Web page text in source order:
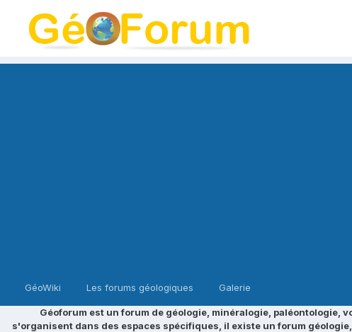
GéoWiki Les forums géologiques Galerie
Géoforum est un forum de géologie, minéralogie, paléontologie,
s'organisent dans des espaces spécifiques, il existe un forum